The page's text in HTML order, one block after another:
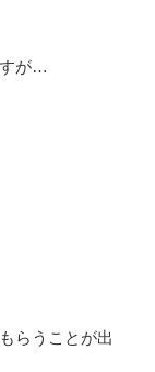
が…
らうことが出